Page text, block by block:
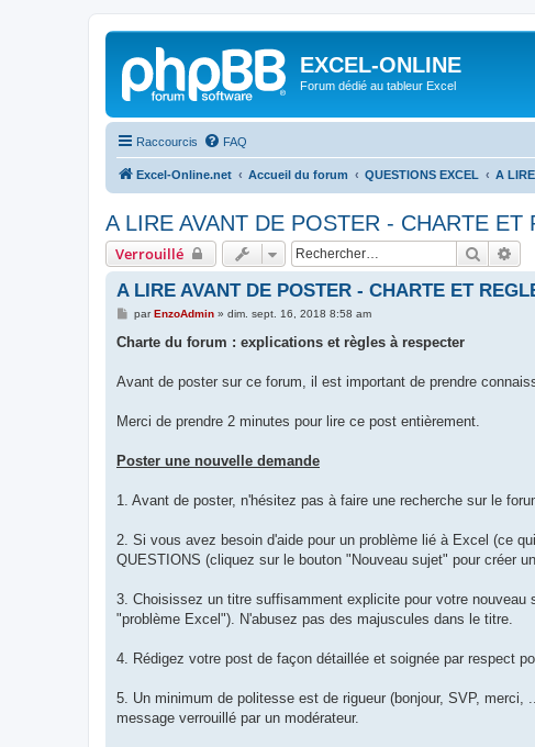
EXCEL-ONLINE
Forum dédié au tableur Excel
Raccourcis FAQ
Excel-Online.net Accueil du forum QUESTIONS EXCEL A
A LIRE AVANT DE POSTER - CHARTE ET
Verrouillé
A LIRE AVANT DE POSTER - CHARTE ET
M
s
g
parEnzoAdmin» dim. sept. 16, 2018 8:58 am
Charte du forum : explications et règles à respecter
Avant de poster sur ce forum, il est important de prendre
Merci de prendre 2 minutes pour lire ce post entièrement.
Poster une nouvelle demande
1. Avant de poster, n'hésitez pas à faire une recherche sur le
2. Si vous avez besoin d'aide pour un problème lié à Excel (ce
QUESTIONS (cliquez sur le bouton "Nouveau sujet" pour créer
3. Choisissez un titre suffisamment explicite pour votre
"problème Excel"). N'abusez pas des majuscules dans le titre.
4. Rédigez votre post de façon détaillée et soignée par respect
5. Un minimum de politesse est de rigueur (bonjour, SVP,
message verrouillé par un modérateur.